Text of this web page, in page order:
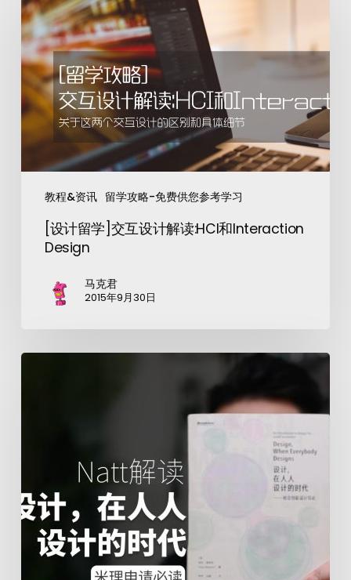
教程&资讯 留学攻略-免费供您参考学习
[设计留学]交互设计解读:HCI和Interaction
Design
马克君
2015年9月30日